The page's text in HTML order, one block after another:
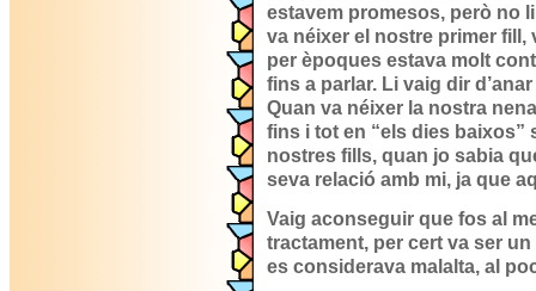
estavem promesos, però no
va néixer el nostre primer fill,
per èpoques estava molt
fins a parlar. Li vaig dir
Quan va néixer la nostra
fins i tot en “els dies
nostres fills, quan jo sabia
seva relació amb mi, ja que
Vaig aconseguir que fos al
tractament, per cert va ser
es considerava malalta, al